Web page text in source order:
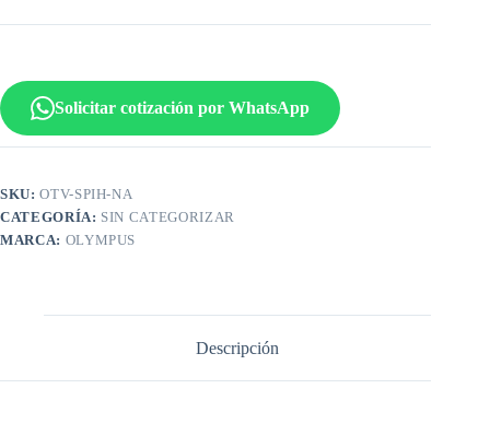
Solicitar cotización por WhatsApp
SKU:OTV-SPIH-NA
CATEGORÍA: SIN CATEGORIZAR
MARCA: OLYMPUS
Descripción